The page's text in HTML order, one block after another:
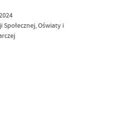
Społecznej, Oświaty i